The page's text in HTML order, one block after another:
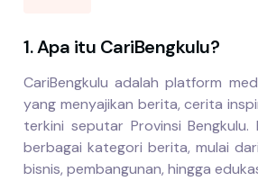
1. Apa itu CariBengkulu?
CariBengkulu adalah platform
yang menyajikan berita, cerita
terkini seputar Provinsi Bengkulu.
berbagai kategori berita, mulai
bisnis, pembangunan, hingga